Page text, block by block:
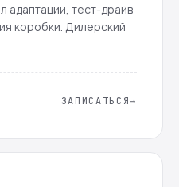
адаптации, тест-драйв
коробки. Дилерский
ЗАПИСАТЬСЯ